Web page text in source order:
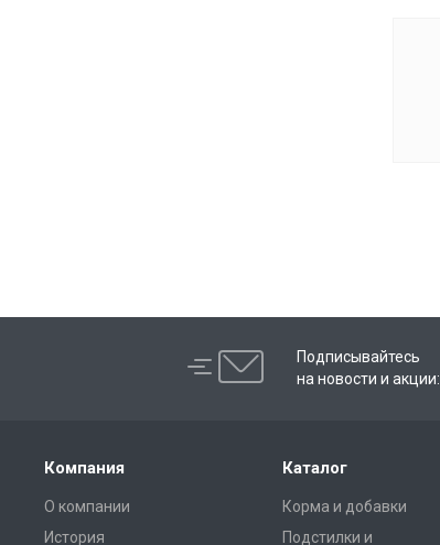
Подписывайтесь
на новости и акции:
Компания
О компании
История
Каталог
Корма и добавки
Подстилки и